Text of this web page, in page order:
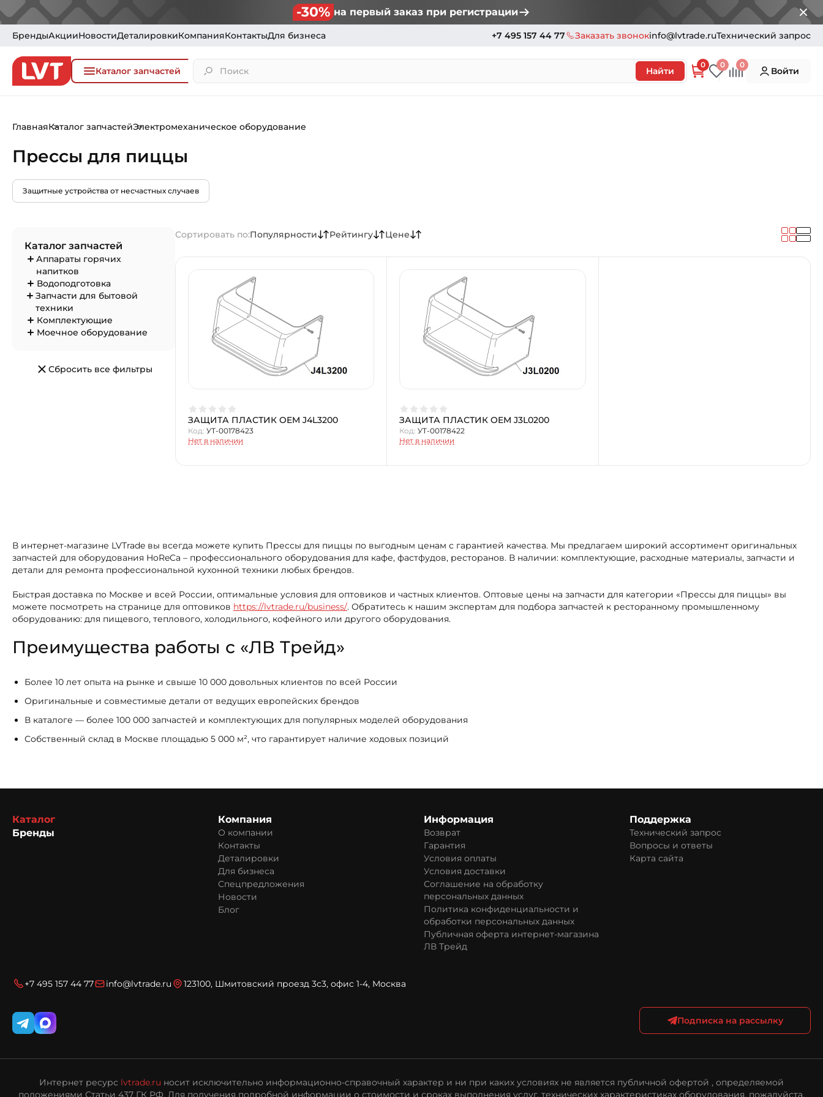
-30% на первый заказ при регистрации
БрендыАкцииНовостиДеталировкиКомпанияКонтактыДля бизнеса +7 495 157 44 77 Заказать звонокinfo@lvtrade.ruТехнический запрос
Каталог запчастей Найти
0 0 0
Войти
ГлавнаяКаталог запчастейЭлектромеханическое оборудование
Прессы для пиццы
Защитные устройства от несчастных случаев
Каталог запчастей
Аппараты горячих
напитков
Водоподготовка
Запчасти для бытовой
техники
Комплектующие
Моечное оборудование
Сбросить все фильтры
Сортировать по:Популярности Рейтингу Цене
ЗАЩИТА ПЛАСТИК OEM J4L3200
Код: УТ-00178423
Нет в наличии
ЗАЩИТА ПЛАСТИК OEM J3L0200
Код:УТ-00178422
Нет в наличии
В интернет-магазине LVTrade вы всегда можете купить Прессы для пиццы по выгодным ценам с гарантией качества. Мы предлагаем широкий ассортимент оригинальных
запчастей для оборудования HoReCa – профессионального оборудования для кафе, фастфудов, ресторанов. В наличии: комплектующие, расходные материалы, запчасти и
детали для ремонта профессиональной кухонной техники любых брендов.
Быстрая доставка по Москве и всей России, оптимальные условия для оптовиков и частных клиентов. Оптовые цены на запчасти для категории «Прессы для пиццы» вы
можете посмотреть на странице для оптовиков https://lvtrade.ru/business/. Обратитесь к нашим экспертам для подбора запчастей к ресторанному промышленному
оборудованию: для пищевого, теплового, холодильного, кофейного или другого оборудования.
Преимущества работы с «ЛВ Трейд»
Более 10 лет опыта на рынке и свыше 10 000 довольных клиентов по всей России
Оригинальные и совместимые детали от ведущих европейских брендов
В каталоге — более 100 000 запчастей и комплектующих для популярных моделей оборудования
Собственный склад в Москве площадью 5 000 м², что гарантирует наличие ходовых позиций
Каталог
Бренды
Компания
О компании
Контакты
Деталировки
Для бизнеса
Спецпредложения
Новости
Блог
Информация
Возврат
Гарантия
Условия оплаты
Условия доставки
Соглашение на обработку
персональных данных
Политика конфиденциальности и
обработки персональных данных
Публичная оферта интернет-магазина
ЛВ Трейд
Поддержка
Технический запрос
Вопросы и ответы
Карта сайта
Подписка на рассылку
+7 495 157 44 77 info@lvtrade.ru 123100, Шмитовский проезд 3с3, офис 1-4, Москва
Интернет ресурс lvtrade.ru носит исключительно информационно-справочный характер и ни при каких условиях не является публичной офертой , определяемой
положениями Статьи 437 ГК РФ. Для получения подробной информации о стоимости и сроках выполнения услуг, технических характеристиках оборудования, пожалуйста,